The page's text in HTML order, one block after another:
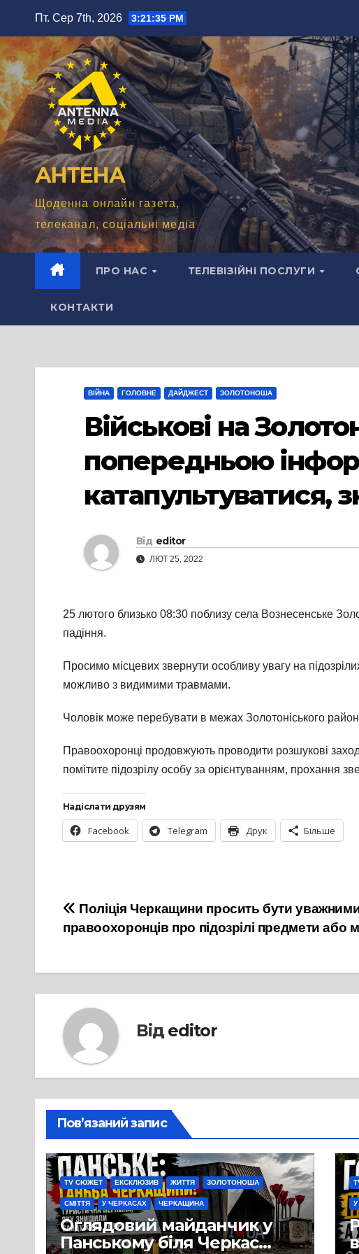
вмісту
Пт. Сер 7th, 2026 3:21:36 PM
АНТЕНА
Щоденна онлайн газета,
телеканал, соціальні медіа
ПРО НАС ТЕЛЕВІЗІЙНІ ПОСЛУГИ
КОНТАКТИ
ВІЙНА ГОЛОВНЕ ДАЙДЖЕСТ ЗОЛОТОНОША
Військові на
попередньою
катапультуватися,
Від editor
ЛЮТ 25, 2022
25 лютого близько 08:30 поблизу села Вознесенське
падіння.
Просимо місцевих звернути особливу увагу на
можливо з видимими травмами.
Чоловік може перебувати в межах Золотоніського
Правоохоронці продовжують проводити розшукові
помітите підозрілу особу за орієнтуванням, прохання
Надіслати друзям
Facebook Telegram Друк Більше
Навігація
записів
Поліція Черкащини просить бути
правоохоронців про підозрілі предмети або
Від editor
Пов’язаний запис
TV СЮЖЕТ ЕКСКЛЮЗИВ ЖИТТЯ ЗОЛОТОНОША
СМІТТЯ У ЧЕРКАСАХ ЧЕРКАЩИНА
Оглядовий майданчик у
Панському біля Черкас